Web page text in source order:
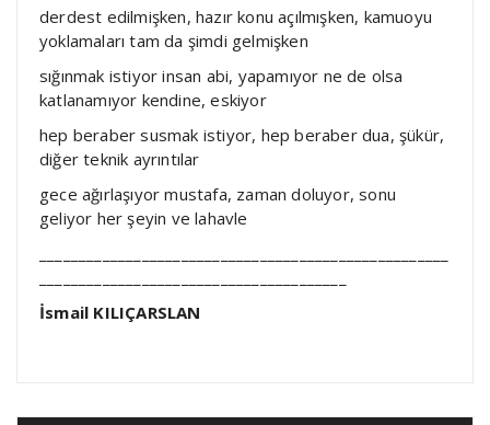
derdest edilmişken, hazır konu açılmışken, kamuoyu
yoklamaları tam da şimdi gelmişken
sığınmak istiyor insan abi, yapamıyor ne de olsa
katlanamıyor kendine, eskiyor
hep beraber susmak istiyor, hep beraber dua, şükür,
diğer teknik ayrıntılar
gece ağırlaşıyor mustafa, zaman doluyor, sonu
geliyor her şeyin ve lahavle
İsmail KILIÇARSLAN